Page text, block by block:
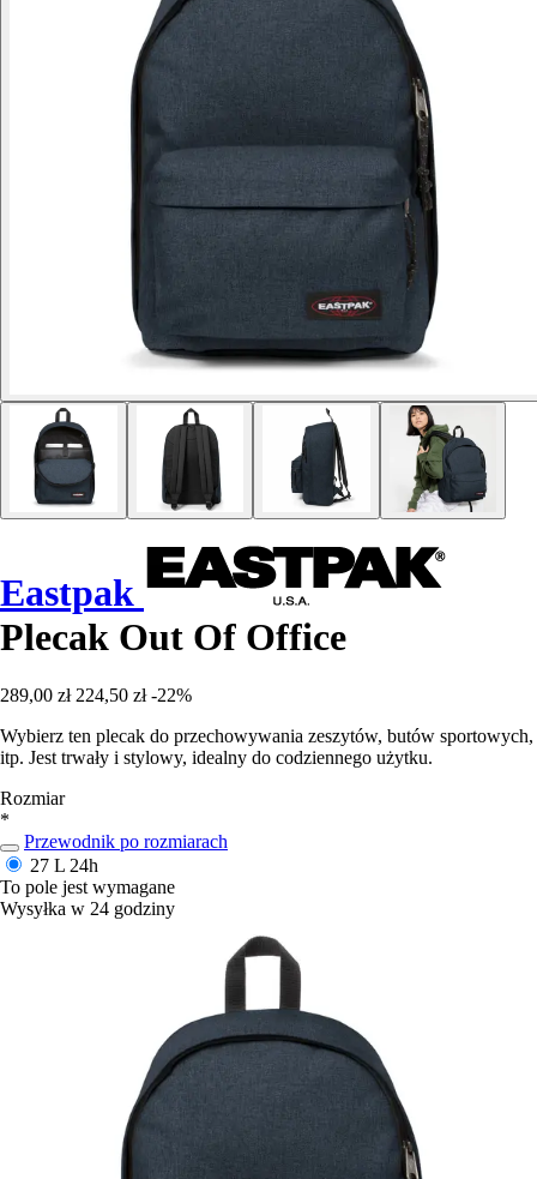
Eastpak
Plecak Out Of Office
289,00 zł 224,50 zł -22%
Wybierz ten plecak do przechowywania zeszytów, butów sportowych,
itp. Jest trwały i stylowy, idealny do codziennego użytku.
Rozmiar
*
Przewodnik po rozmiarach
27 L 24h
To pole jest wymagane
Wysyłka w 24 godziny